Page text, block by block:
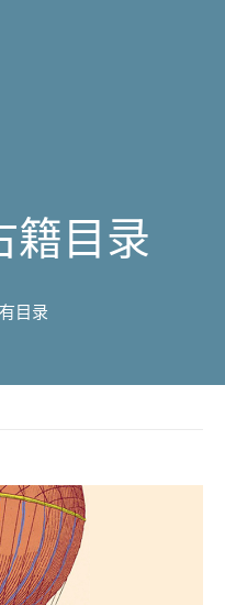
籍目录
目录